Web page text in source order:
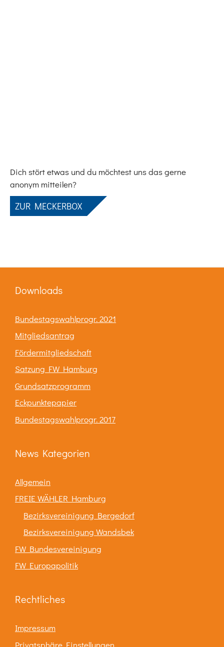
Dich stört etwas und du möchtest uns das gerne
anonym mitteilen?
ZUR MECKERBOX
Downloads
Bundestagswahlprogr. 2021
Mitgliedsantrag
Fördermitgliedschaft
Satzung FW Hamburg
Grundsatzprogramm
Eckpunktepapier
Bundestagswahlprogr. 2017
News Kategorien
Allgemein
FREIE WÄHLER Hamburg
Bezirksvereinigung Bergedorf
Bezirksvereinigung Wandsbek
FW Bundesvereinigung
FW Europapolitik
Rechtliches
Impressum
Privatsphäre Einstellungen